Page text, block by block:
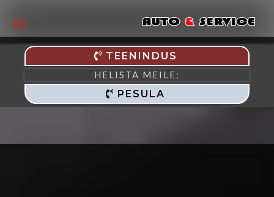
TEENINDUS
HELISTA MEILE:
PESULA